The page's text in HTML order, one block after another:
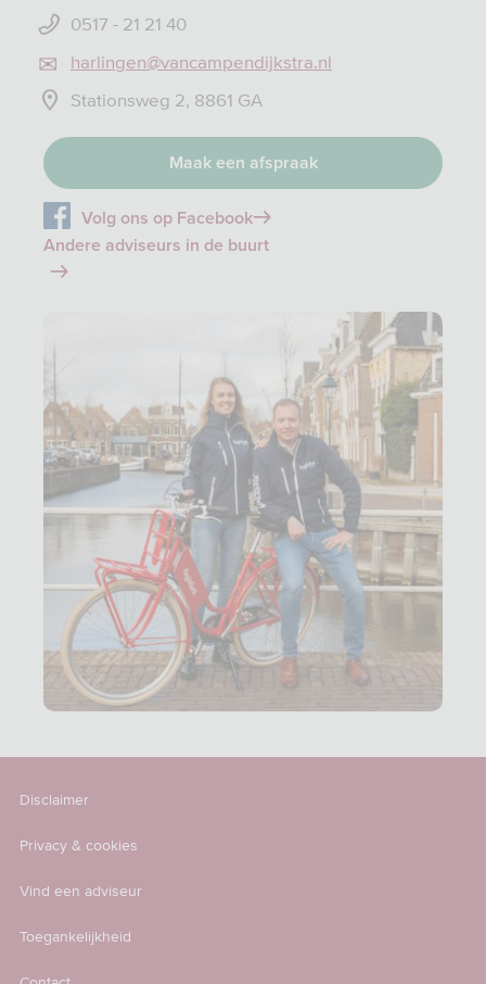
0517 - 21 21 40
harlingen@vancampendijkstra.nl
Stationsweg 2, 8861 GA
Maak een afspraak
Volg ons op Facebook
Andere adviseurs in de buurt
Disclaimer
Privacy & cookies
Vind een adviseur
Toegankelijkheid